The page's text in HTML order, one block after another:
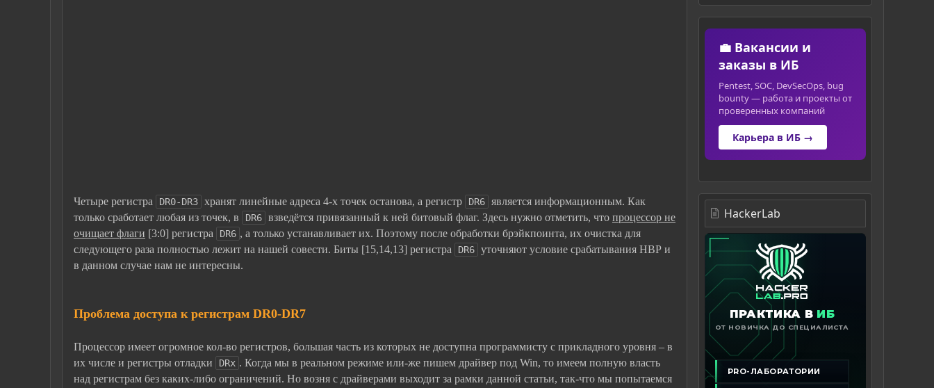
Четыре регистра DR0-DR3 хранят линейные адреса 4-х точек останова, а регистр DR6 является информационным. Как
только сработает любая из точек, в
DR6 взведётся привязанный к ней битовый флаг. Здесь нужно отметить, что процессор не
очищает флаги [3:0] регистра DR6 , а только устанавливает их. Поэтому после обработки брэйкпоинта, их очистка для
следующего раза полностью лежит на нашей совести. Биты [15,14,13] регистра
DR6 уточняют условие срабатывания НВР и
в данном случае нам не интересны.
Проблема доступа к регистрам DR0-DR7
Процессор имеет огромное кол-во регистров, большая часть из которых не доступна программисту с прикладного уровня – в
их числе и регистры отладки
DRx . Когда мы в реальном режиме или-же пишем драйвер под Win, то имеем полную власть
над регистрам без каких-либо ограничений. Но возня с драйверами выходит за рамки данной статьи, так-что мы попытаемся
💼 Вакансии и
заказы в ИБ
Pentest, SOC, DevSecOps, bug
bounty — работа и проекты от
проверенных компаний
Карьера в ИБ →
HackerLab